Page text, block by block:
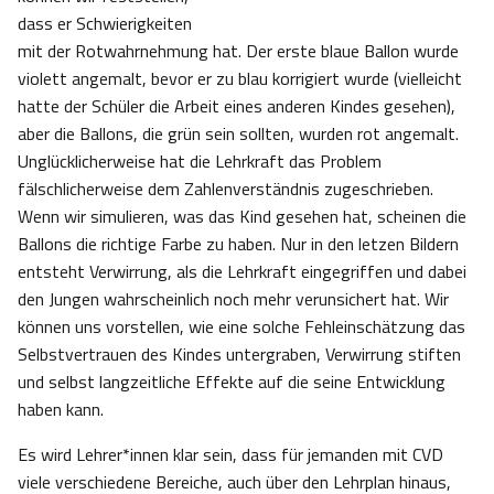
dass er Schwierigkeiten
mit der Rotwahrnehmung hat. Der erste blaue Ballon wurde
violett angemalt, bevor er zu blau korrigiert wurde (vielleicht
hatte der Schüler die Arbeit eines anderen Kindes gesehen),
aber die Ballons, die grün sein sollten, wurden rot angemalt.
Unglücklicherweise hat die Lehrkraft das Problem
fälschlicherweise dem Zahlenverständnis zugeschrieben.
Wenn wir simulieren, was das Kind gesehen hat, scheinen die
Ballons die richtige Farbe zu haben. Nur in den letzen Bildern
entsteht Verwirrung, als die Lehrkraft eingegriffen und dabei
den Jungen wahrscheinlich noch mehr verunsichert hat. Wir
können uns vorstellen, wie eine solche Fehleinschätzung das
Selbstvertrauen des Kindes untergraben, Verwirrung stiften
und selbst langzeitliche Effekte auf die seine Entwicklung
haben kann.
Es wird Lehrer*innen klar sein, dass für jemanden mit CVD
viele verschiedene Bereiche, auch über den Lehrplan hinaus,